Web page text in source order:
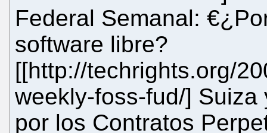
Federal Semanal:
software libre?
[[http://techrights.org/
weekly-foss-fud/]
por los Contratos